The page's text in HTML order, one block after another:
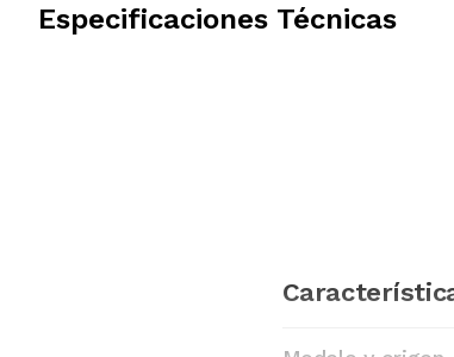
Especificaciones Técnicas